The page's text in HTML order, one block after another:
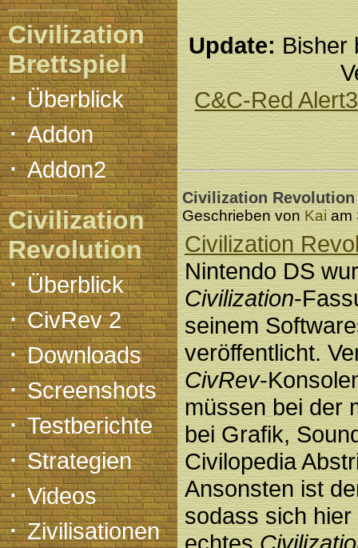
Civilization
Brettspiel
·Überblick
·Addon
·Addon2
Civilization
Revolution
·Überblick
·CivRev 2
·Downloads
·Screenshots
·Testberichte
·Strategien
·Videos
·Zivilisationen
Update:Bisher
C&C-Red Alert3
Civilization Revolution
Geschrieben vonKaiam
Civilization
Nintendo DS
Civilization-
seinem
veröffentlicht.
CivRev-
müssen bei der
bei Grafik,
Civilopedia
Ansonsten ist
sodass sich